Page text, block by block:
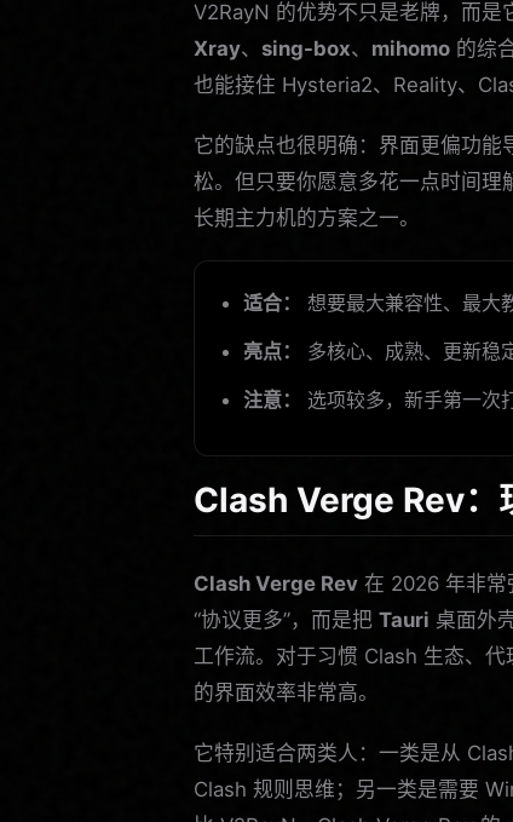
V2RayN 的优势不只是老牌，而
Xray、 sing-box、 mihomo 的综
也能接住 Hysteria2、Reality、
它的缺点也很明确：界面更偏功能
松。但只要你愿意多花一点时间理
长期主力机的方案之一。
适合：
想要最大兼容性、最大
亮点：
多核心、成熟、更新稳
注意：
选项较多，新手第一次
Clash Verge Rev：
Clash Verge Rev 在 2026 年非
“协议更多”，而是把 Tauri 桌面外
工作流。对于习惯 Clash 生态、
的界面效率非常高。
它特别适合两类人：一类是从
Clash 规则思维；另一类是需要